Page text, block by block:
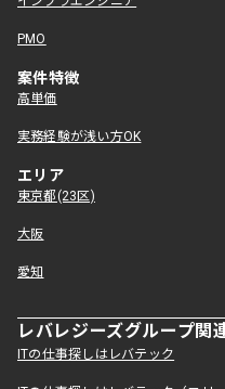
PMO
案件特徴
高単価
実務経験が浅い方OK
エリア
東京都(23区)
大阪
愛知
レバレジーズグループ関
ITの仕事探しはレバテック